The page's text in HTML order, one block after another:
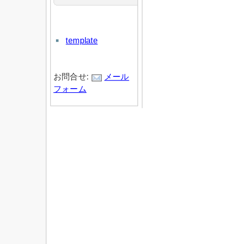
template
お問合せ:
メール
フォーム